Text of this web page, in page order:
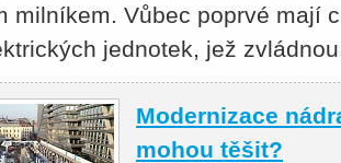
milníkem. Vůbec poprvé mají
jednotek, jež
Modernizace
mohou těšit?